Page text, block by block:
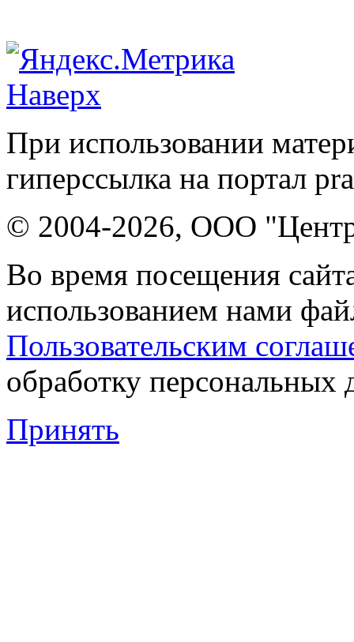
Наверх
При использовании
гиперссылка на портал
© 2004-2026, ООО "Центр
Во время посещения
использованием нами
Пользовательским
обработку персональных
Принять